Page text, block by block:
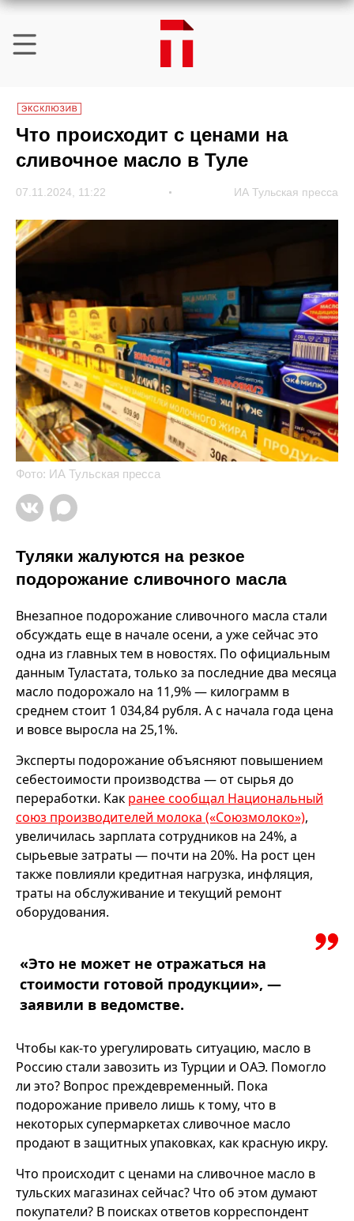
Что происходит с ценами на
сливочное масло в Туле
07.11.2024, 11:22 ИА Тульская пресса
Фото: ИА Тульская пресса
Туляки жалуются на резкое
подорожание сливочного масла
Внезапное подорожание сливочного масла стали
обсуждать еще в начале осени, а уже сейчас это
одна из главных тем в новостях. По официальным
данным Туластата, только за последние два месяца
масло подорожало на 11,9% — килограмм в
среднем стоит 1 034,84 рубля. А с начала года цена
и вовсе выросла на 25,1%.
Эксперты подорожание объясняют повышением
себестоимости производства — от сырья до
переработки. Как ранее сообщал Национальный
союз производителей молока («Союзмолоко»),
увеличилась зарплата сотрудников на 24%, а
сырьевые затраты — почти на 20%. На рост цен
также повлияли кредитная нагрузка, инфляция,
траты на обслуживание и текущий ремонт
оборудования.
«Это не может не отражаться на
стоимости готовой продукции», —
заявили в ведомстве.
Чтобы как-то урегулировать ситуацию, масло в
Россию стали завозить из Турции и ОАЭ. Помогло
ли это? Вопрос преждевременный. Пока
подорожание привело лишь к тому, что в
некоторых супермаркетах сливочное масло
продают в защитных упаковках, как красную икру.
Что происходит с ценами на сливочное масло в
тульских магазинах сейчас? Что об этом думают
покупатели? В поисках ответов корреспондент